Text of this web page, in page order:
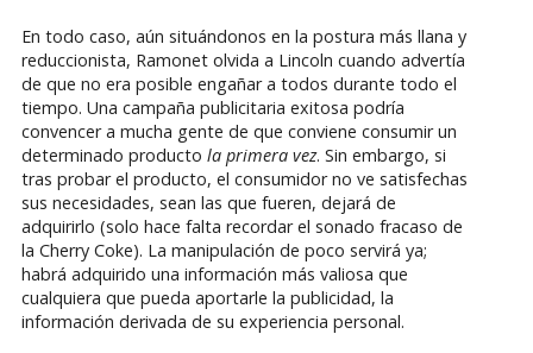
En todo caso, aún situándonos en la postura más llana y
reduccionista, Ramonet olvida a Lincoln cuando advertía
de que no era posible engañar a todos durante todo el
tiempo. Una campaña publicitaria exitosa podría
convencer a mucha gente de que conviene consumir un
determinado producto la primera vez. Sin embargo, si
tras probar el producto, el consumidor no ve satisfechas
sus necesidades, sean las que fueren, dejará de
adquirirlo (solo hace falta recordar el sonado fracaso de
la Cherry Coke). La manipulación de poco servirá ya;
habrá adquirido una información más valiosa que
cualquiera que pueda aportarle la publicidad, la
información derivada de su experiencia personal.